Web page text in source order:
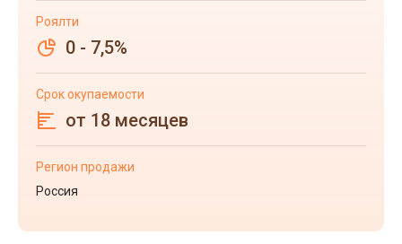
Роялти
0 - 7,5%
Срок окупаемости
от 18 месяцев
Регион продажи
Россия